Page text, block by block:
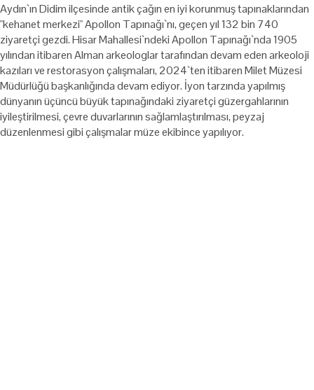
Aydın`ın Didim ilçesinde antik çağın en iyi korunmuş tapınaklarından
"kehanet merkezi" Apollon Tapınağı`nı, geçen yıl 132 bin 740
ziyaretçi gezdi. Hisar Mahallesi`ndeki Apollon Tapınağı`nda 1905
yılından itibaren Alman arkeologlar tarafından devam eden arkeoloji
kazıları ve restorasyon çalışmaları, 2024`ten itibaren Milet Müzesi
Müdürlüğü başkanlığında devam ediyor. İyon tarzında yapılmış
dünyanın üçüncü büyük tapınağındaki ziyaretçi güzergahlarının
iyileştirilmesi, çevre duvarlarının sağlamlaştırılması, peyzaj
düzenlenmesi gibi çalışmalar müze ekibince yapılıyor.